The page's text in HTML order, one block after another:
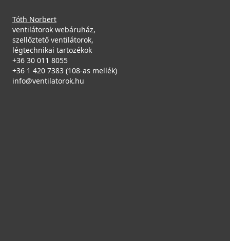
Tóth Norbert
ventilátorok webáruház,
szellőztető ventilátorok,
légtechnikai tartozékok
+36 30 011 8055
+36 1 420 7383 (108-as mellék)
info@ventilatorok.hu